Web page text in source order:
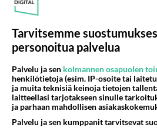
Loppuuko Buranan myynti?
hoitoa saa
Äänestä
Anonyymi
2024-04-27 03:09:42
Se on alkanut ihmetyttämään
ammattitaito. Jos sattuu
Tarvitsemme
personoitua palvelua
Palvelu ja sen kolmannen osapuolen
henkilötietoja (esim. IP-osoite tai
ja muita teknisiä keinoja tietojen
laitteellasi tarjotakseen sinulle
ja parhaan mahdollisen
Palvelu ja sen kumppanit tarvitsevat